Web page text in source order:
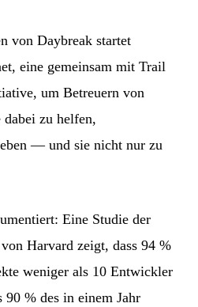
von Daybreak startet
eine gemeinsam mit Trail
um Betreuern von
dabei zu helfen,
— und sie nicht nur zu
Eine Studie der
Harvard zeigt, dass 94 %
weniger als 10 Entwickler
% des in einem Jahr